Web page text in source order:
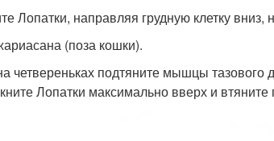
Лопатки, направляя грудную клетку
(поза кошки).
четвереньках подтяните мышцы тазового
Лопатки максимально вверх и втяните